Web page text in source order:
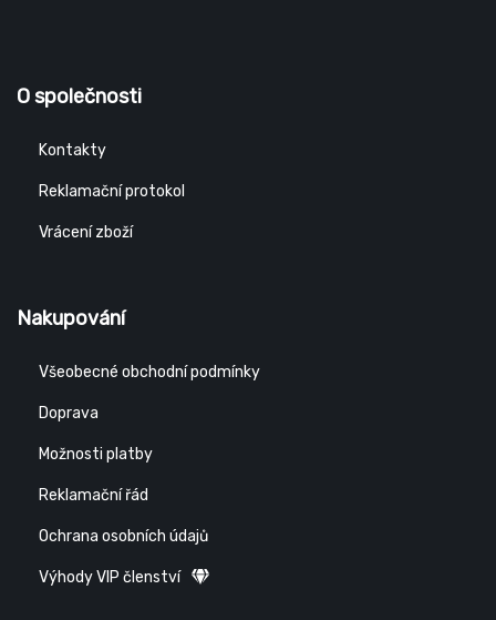
O společnosti
Kontakty
Reklamační protokol
Vrácení zboží
Nakupování
Všeobecné obchodní podmínky
Doprava
Možnosti platby
Reklamační řád
Ochrana osobních údajů
Výhody VIP členství